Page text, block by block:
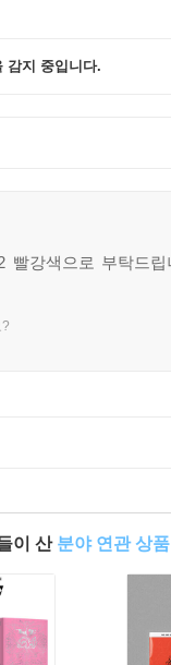
감지 중입니다.
빨강색으로 부탁드
이 산 분야 연관 상품